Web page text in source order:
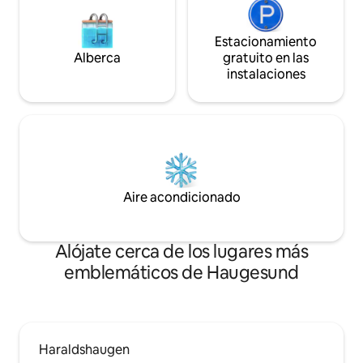
Alberca
Estacionamiento
gratuito en las
instalaciones
Aire acondicionado
Alójate cerca de los lugares más
emblemáticos de Haugesund
Haraldshaugen